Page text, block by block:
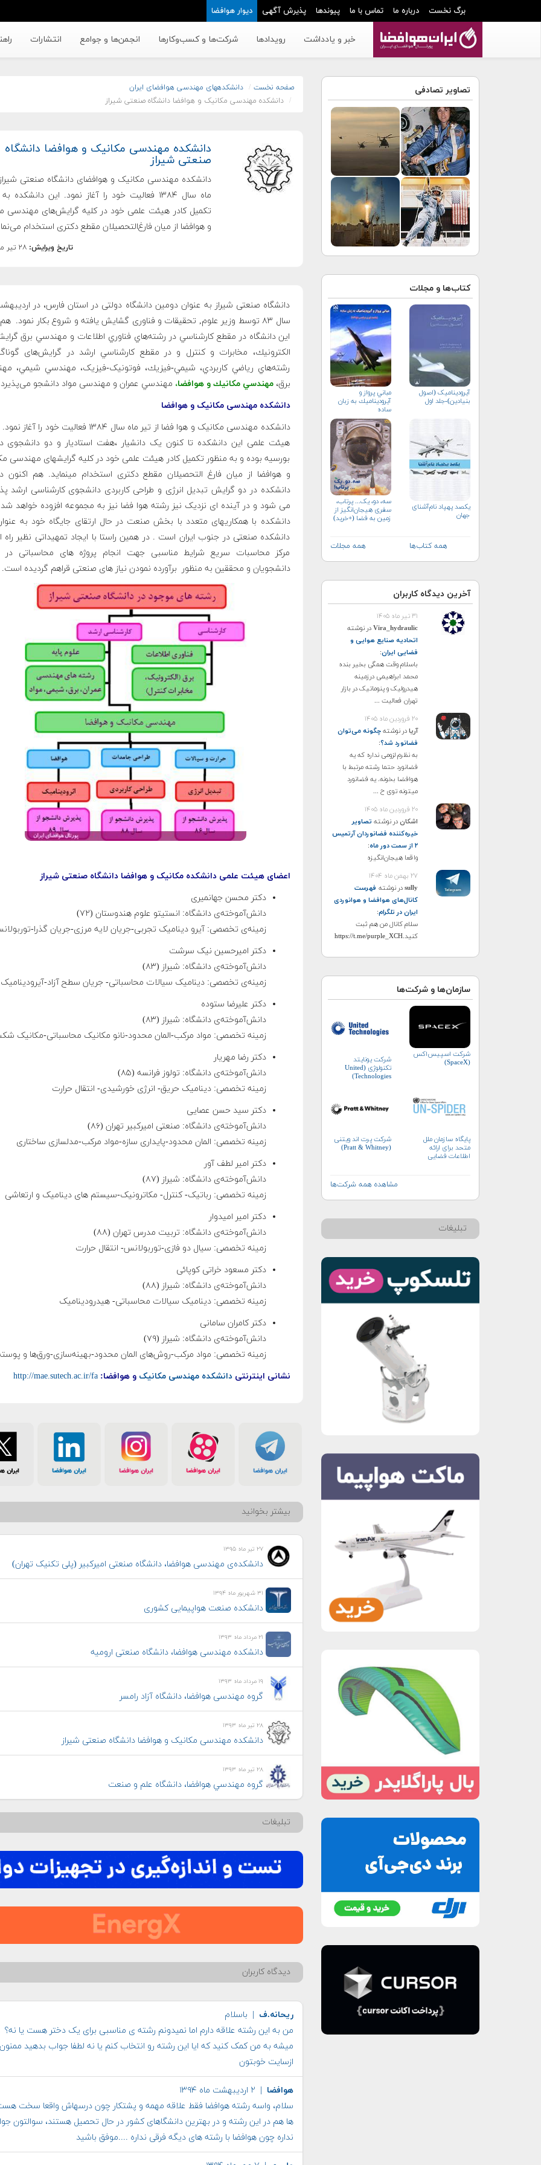
برگ نخست درباره ما تماس با ما پیوندها پذیرش آگهی دیوار هوافضا
خبر و یادداشت رویدادها شرکت‌ها و کسب‌وکار‌ها انجمن‌ها و جوامع انتشارات
تصاویر تصادفی
کتاب‌ها و مجلات
آیرودینامیک (اصول
بنیادین)-جلد اول
مباني پرواز و
آيروديناميك به زبان
ساده
یکصد پهپاد نام‌آشنای
جهان
سه، دو، یک... پرتاب،
سفری هیجان‌انگیز از
زمین به فضا (+خرید)
همه کتاب‌ها همه مجلات
آخرین دیدگاه کاربران
۳۱ تیر ماه ۱۴۰۵
Vira_hydraulicدر نوشته
اتحادیه صنایع هوایی و
فضایی ایران:
باسلام وقت همگی بخیر بنده
محمد ابراهیمی درزمینه
هیدرولیک و پنوماتیک در بازار
تهران فعالیت ...
۲۰ فروردین ماه ۱۴۰۵
آریادر نوشتهچگونه می‌توان
فضانورد شد؟:
به نظرم لزومی نداره که یه
فضانورد حتما رشته مرتبط با
هوافضا بخونه. یه فضانورد
میتونه توی ح ...
۲۰ فروردین ماه ۱۴۰۵
اشکاندر نوشته تصاویر
خیره‌کننده فضانوردان آرتمیس
۲ از سمت دور ماه
:
واقعا هیجان‌انگیزه
۲۷ بهمن ماه ۱۴۰۴
sullyدر نوشته فهرست
کانال‌های هوافضا و هوانوردی
ایران در تلگرام:
سلام کانال من هم ثبت
کنید.https://t.me/purple_XCH
سازمان‌ها و شرکت‌ها
شرکت اسپیس‌اکس
(SpaceX)
شرکت یونایتد
تکنولوژی (United
Technologies)
پایگاه سازمان ملل
متحد برای ارائه
اطلاعات فضایی
شرکت پرت اند ویتنی
(Pratt & Whitney)
مشاهده همه شرکت‌ها
تبلیغات
صفحه نخست
دانشکده‏های ‏مهندسی هوافضای ایران
دانشکده مهندسی مکانیک و هوافضا دانشگاه صنعتی شیراز
دانشکده مهندسی مکانیک و هوافضا دانشگاه
صنعتی شیراز
دانشکده مهندسی مکانیک و هوافضای دانشگاه صنعتی شیراز
ماه سال ۱۳۸۴ فعالیت خود را آغاز نمود. این دانشکده
تکمیل کادر هیئت علمی خود در کلیه گرایش‌های مهندسی
و هوافضا از میان فارغ‌التحصیلان مقطع دکتری استخدام
تاریخ ویرایش:۲۸ تیر ماه ۱۳۹۳
دانشگاه صنعتی شیراز به عنوان دومین دانشگاه دولتی در استان فارس، در
سال ۸۳ توسط وزیر علوم, تحقیقات و فناوری گشایش یافته و شروع بكار نمود.
این دانشگاه در مقطع كارشناسي در رشته‌هاي فناوري اطلاعات و مهندسي برق
الكترونيك، مخابرات و کنترل و در مقطع كارشناسي ارشد در گرایش‌های
رشته‌هاي رياضي كاربردي، شيمي-فيزيك، فوتونیک-فیزیک، مهندسي شيمي،
برق،مهندسي مكانيك و هوافضا، مهندسي عمران و مهندسی مواد دانشجو
دانشکده مهندسی مکانیک و هوافضا
دانشکده مهندسی مکانیک و هوا فضا از تیر ماه سال ۱۳۸۴ فعالیت خود
هیئت علمی این دانشکده تا کنون یک دانشیار ،هفت استادیار و دو دانشجوی
بورسیه بوده و به منظور تکمیل کادر هیئت علمی خود در کلیه گرایشهای مهندسی
و هوافضا از میان فارغ التحصیلان مقطع دکتری استخدام مینماید. هم اکنون
دانشکده در دو گرایش تبدیل انرژی و طراحی کاربردی دانشجوی کارشناسی ارشد
می شود و در آینده ای نزدیک نیز رشته هوا فضا نیز به مجموعه افزوده خواهد
دانشکده با همکاریهای متعدد با بخش صنعت در حال ارتقای جایگاه خود به
دانشکده صنعتی در جنوب ایران است . در همین راستا با ایجاد تمهیداتی نظیر راه
مرکز محاسبات سریع شرایط مناسبی جهت انجام پروژه های محاسباتی در
دانشجویان و محققین به منظور برآورده نمودن نیاز های صنعتی قراهم گردیده است.
اعضای هیئت علمی دانشکده مکانیک و هوافضا دانشگاه صنعتی شیراز
دکتر محسن جهانمیری
دانش‌آموخته‌ی دانشگاه: انستیتو علوم هندوستان (۷۲)
زمینه‌ی تخصصی: آیرو دینامیک تجربی-جریان لایه مرزی-جریان گذرا-
دکتر امیرحسین نیک سرشت
دانش‌آموخته‌ی دانشگاه: شیراز (۸۳)
زمینه‌ی تخصصی: دینامیک سیالات محاسباتی- جریان سطح آزاد-آیرودینامیک
دکتر علیرضا ستوده
دانش‌آموخته‌ی دانشگاه: شیراز (۸۳)
زمینه تخصصی: مواد مرکب-المان محدود-نانو مکانیک محاسباتی-مکانیک
دکتر رضا مهریار
دانش‌آموخته‌ی دانشگاه: تولوز فرانسه (۸۵)
زمینه تخصصی: دینامیک حریق- انرژی خورشیدی- انتقال حرارت
دکتر سید حسن عصایی
دانش‌آموخته‌ی دانشگاه: صنعتی امیرکبیر تهران (۸۶)
زمینه تخصصی: المان محدود-پایداری سازه-مواد مرکب-مدلسازی ساختاری
دکتر امیر لطف آور
دانش‌آموخته‌ی دانشگاه: شیراز (۸۷)
زمینه تخصصی: رباتیک- کنترل- مکاترونیک-سیستم های دینامیک و ارتعاشی
دکتر امیر امیدوار
دانش‌آموخته‌ی دانشگاه: تربیت مدرس تهران (۸۸)
زمینه تخصصی: سیال دو فازی-توربولانس- انتقال حرارت
دکتر مسعود خراتی کوپائی
دانش‌آموخته‌ی دانشگاه: شیراز (۸۸)
زمینه تخصصی: دینامیک سیالات محاسباتی- هیدرودینامیک
دکتر کامران سامانی
دانش‌آموخته‌ی دانشگاه: شیراز (۷۹)
زمینه تخصصی: مواد مرکب-روش‌های المان محدود-بهینه‌سازی-ورق‌ها و
نشانی اینترنتیدانشکده مهندسی مکانیک و هوافضا: http://mae.sutech.ac.ir/fa
بیشتر بخوانید
۲۷ تیر ماه ۱۳۹۵
دانشکده‌ی مهندسی هوافضا، دانشگاه صنعتی امیرکبیر (پلی تکنیک تهران)
۳۱ شهریور ماه ۱۳۹۴
دانشکده صنعت هواپیمایی کشوری
۲۱ مرداد ماه ۱۳۹۳
دانشکده مهندسی هوافضا، دانشگاه صنعتی ارومیه
۱۹ مرداد ماه ۱۳۹۳
گروه مهندسی هوافضا، دانشگاه آزاد رامسر
۲۸ تیر ماه ۱۳۹۳
دانشکده مهندسی مکانیک و هوافضا دانشگاه صنعتی شیراز
۲۸ تیر ماه ۱۳۹۳
گروه مهندسي هوافضا، دانشگاه علم و صنعت
تبلیغات
دیدگاه کاربران
ریحانه.ف | باسلام
من به این رشته علاقه دارم اما نمیدونم رشته ی مناسبی برای یک دختر هست یا نه؟
میشه به من کمک کنید که ایا این رشته رو انتخاب کنم یا نه لطفا جواب بدهید
ازسایت خوبتون
هوافضا | ۲ اردیبهشت ماه ۱۳۹۴
سلام، واسه رشته هوافضا فقط علاقه مهمه و پشتکار چون درسهاش واقعا سخت
ها هم در این رشته و در بهترین دانشگاهای کشور در حال تحصیل هستند، سوالتون
نداره چون هوافضا با رشته های دیگه فرقی نداره ....موفق باشید